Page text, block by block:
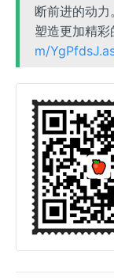
断前进的动
塑造更加精彩
m/